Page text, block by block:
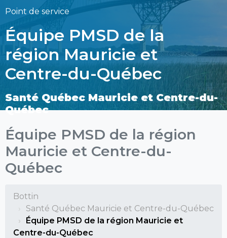
Point de service
Équipe PMSD de la
région Mauricie et
Centre-du-Québec
Santé Québec Mauricie et Centre-du-
Québec
Équipe PMSD de la région
Mauricie et Centre-du-
Québec
Bottin
Santé Québec Mauricie et Centre-du-Québec
Équipe PMSD de la région Mauricie et
Centre-du-Québec